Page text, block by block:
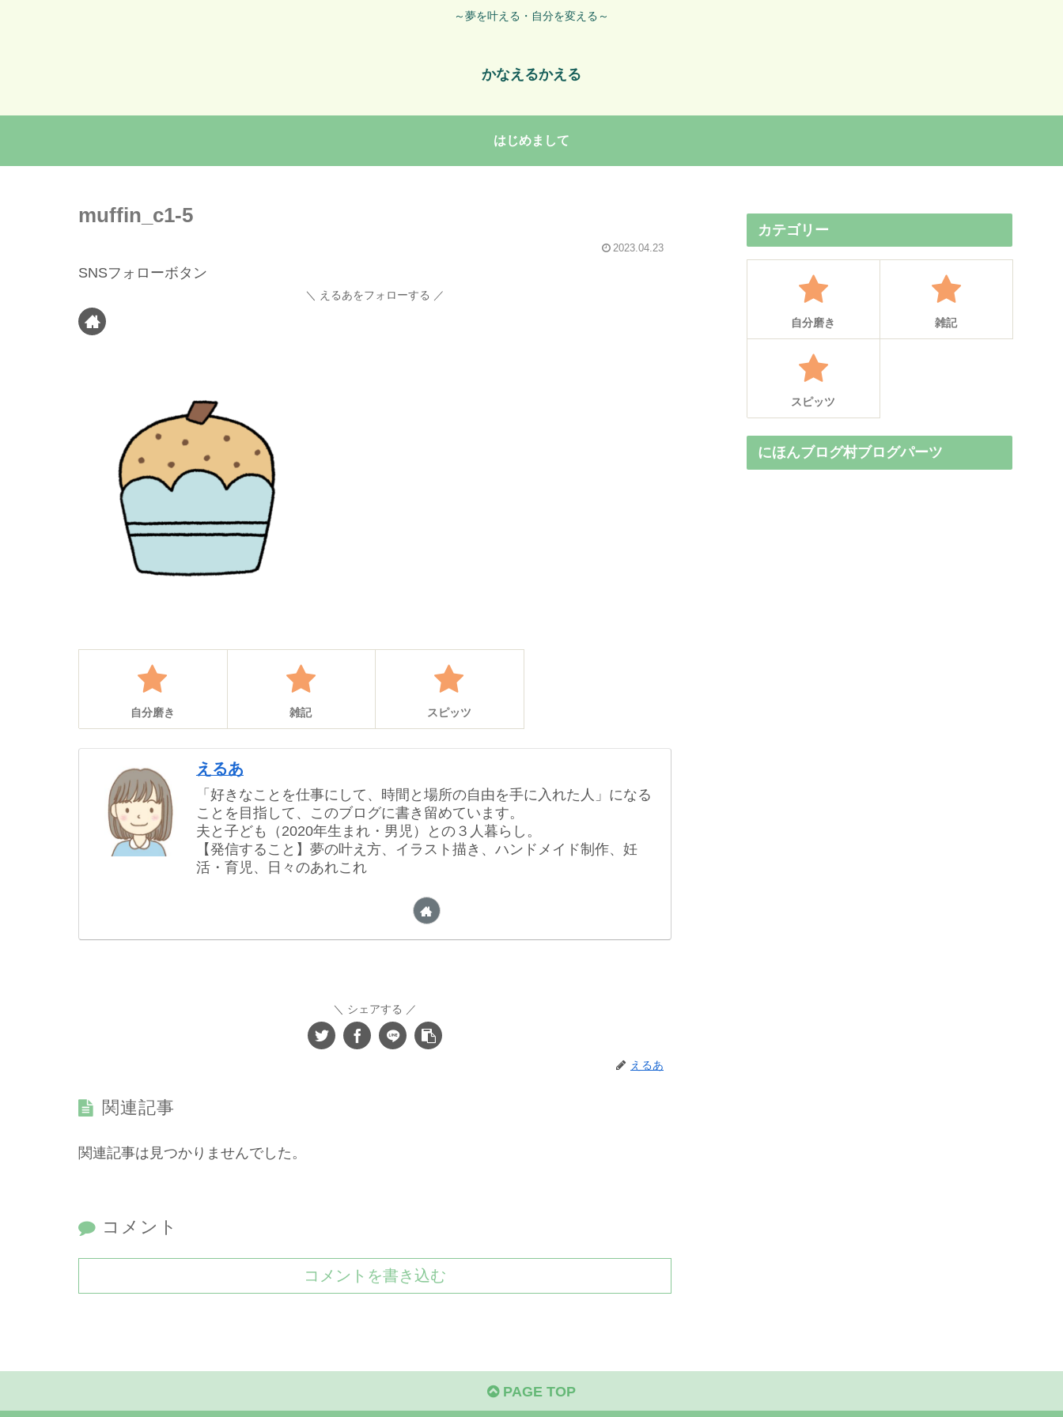
～夢を叶える・自分を変える～
かなえるかえる
はじめまして
muffin_c1-5
2023.04.23
SNSフォローボタン
えるあをフォローする
自分磨き 雑記 スピッツ
えるあ
「好きなことを仕事にして、時間と場所の自由を手に入れた人」になる
ことを目指して、このブログに書き留めています。
夫と子ども（2020年生まれ・男児）との３人暮らし。
【発信すること】夢の叶え方、イラスト描き、ハンドメイド制作、妊
活・育児、日々のあれこれ
シェアする
えるあ
関連記事
関連記事は見つかりませんでした。
コメント
コメントを書き込む
カテゴリー
自分磨き 雑記
スピッツ
にほんブログ村ブログパーツ
PAGE TOP